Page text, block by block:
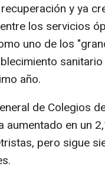
y ya
los servicios
uno de los
año.
de Colegios
aumentado en un
pero sigue